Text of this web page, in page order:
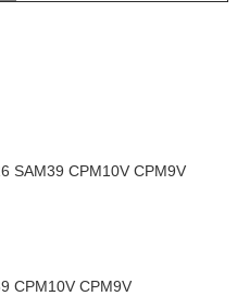
SAM39 CPM10V CPM9V
CPM10V CPM9V